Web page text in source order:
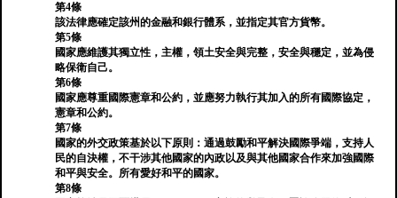
第4條
該法律應確定該州的金融和銀行體系，並指定其官方貨幣。
第5條
國家應維護其獨立性，主權，領土安全與完整，安全與穩定，並為侵
略保衛自己。
第6條
國家應尊重國際憲章和公約，並應努力執行其加入的所有國際協定，
憲章和公約。
第7條
國家的外交政策基於以下原則：通過鼓勵和平解決國際爭端，支持人
民的自決權，不干涉其他國家的內政以及與其他國家合作來加強國際
和平與安全。所有愛好和平的國家。
第8條